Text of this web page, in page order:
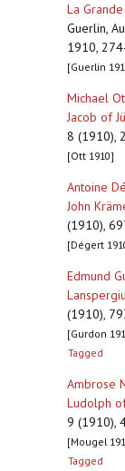
La
Guerlin,
1910,
[Guerlin
Michael
Jacob of
8 (1910),
[Ott 1910]
Antoine
John
(1910),
[Dégert
Edmund
(1910),
[Gurdon
Tagged
Ambrose
Ludolph
9 (1910),
[Mougel
Tagged